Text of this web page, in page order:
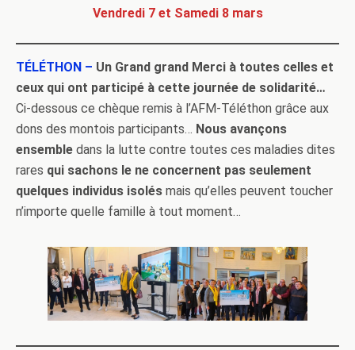
Vendredi 7 et Samedi 8 mars
TÉLÉTHON – Un Grand grand Merci à toutes celles et
ceux qui ont participé à cette journée de solidarité…
Ci-dessous ce chèque remis à l’AFM-Téléthon grâce aux
dons des montois participants… Nous avançons
ensemble dans la lutte contre toutes ces maladies dites
rares qui sachons le ne concernent pas seulement
quelques individus isolés mais qu’elles peuvent toucher
n’importe quelle famille à tout moment…